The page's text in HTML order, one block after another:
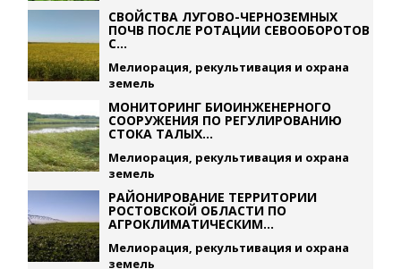
СВОЙСТВА ЛУГОВО-ЧЕРНОЗЕМНЫХ
ПОЧВ ПОСЛЕ РОТАЦИИ СЕВООБОРОТОВ
С...
Мелиорация, рекультивация и охрана
земель
МОНИТОРИНГ БИОИНЖЕНЕРНОГО
СООРУЖЕНИЯ ПО РЕГУЛИРОВАНИЮ
СТОКА ТАЛЫХ...
Мелиорация, рекультивация и охрана
земель
РАЙОНИРОВАНИЕ ТЕРРИТОРИИ
РОСТОВСКОЙ ОБЛАСТИ ПО
АГРОКЛИМАТИЧЕСКИМ...
Мелиорация, рекультивация и охрана
земель